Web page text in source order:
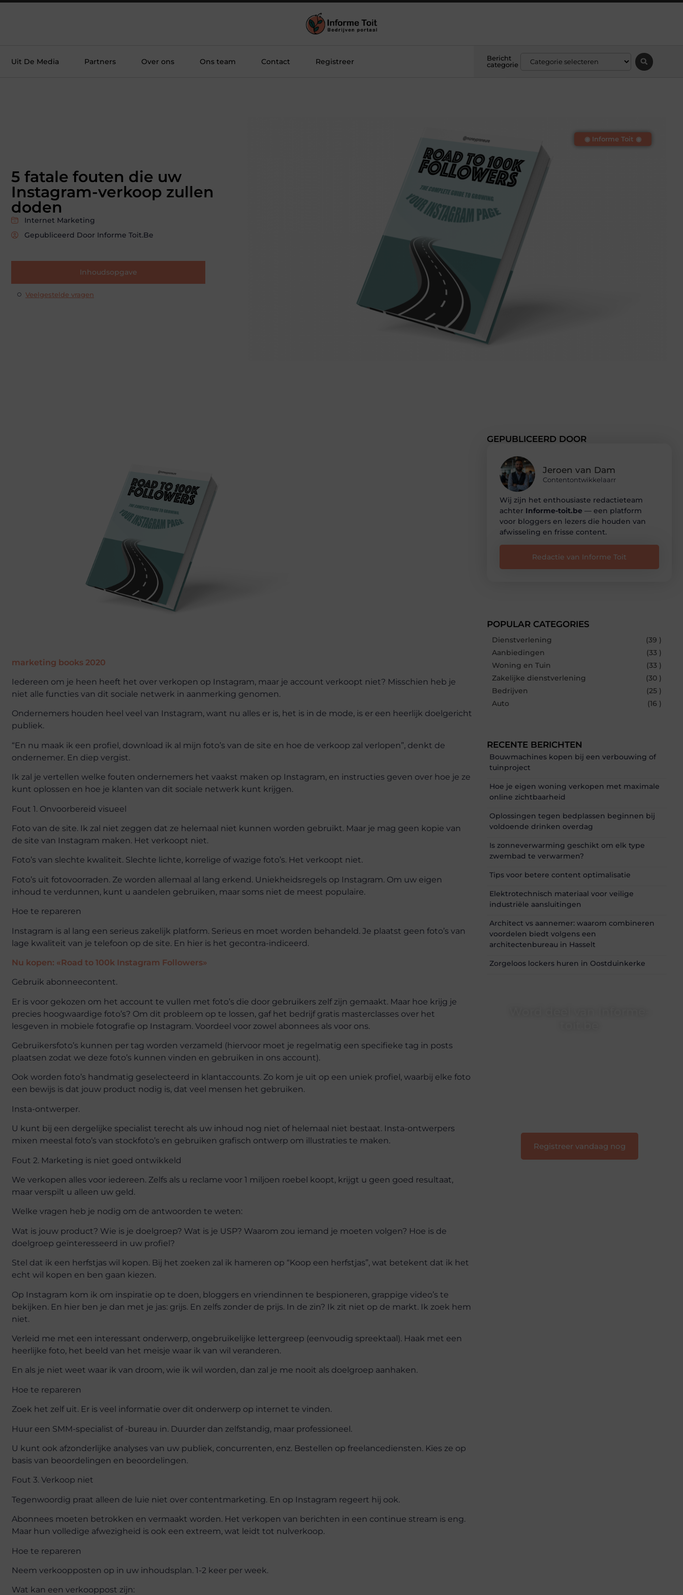
Uit De Media Partners Over ons Ons team Contact Registreer
Bericht
categorie
5 fatale fouten die uw
Instagram-verkoop zullen
doden
Internet Marketing
Gepubliceerd Door Informe Toit.be
Inhoudsopgave
Veelgestelde vragen
◉ Informe Toit ◉
marketing books 2020
Iedereen om je heen heeft het over verkopen op Instagram, maar je account verkoopt niet? Misschien heb je
niet alle functies van dit sociale netwerk in aanmerking genomen.
Ondernemers houden heel veel van Instagram, want nu alles er is, het is in de mode, is er een heerlijk doelgericht
publiek.
“En nu maak ik een profiel, download ik al mijn foto’s van de site en hoe de verkoop zal verlopen”, denkt de
ondernemer. En diep vergist.
Ik zal je vertellen welke fouten ondernemers het vaakst maken op Instagram, en instructies geven over hoe je ze
kunt oplossen en hoe je klanten van dit sociale netwerk kunt krijgen.
Fout 1. Onvoorbereid visueel
Foto van de site. Ik zal niet zeggen dat ze helemaal niet kunnen worden gebruikt. Maar je mag geen kopie van
de site van Instagram maken. Het verkoopt niet.
Foto’s van slechte kwaliteit. Slechte lichte, korrelige of wazige foto’s. Het verkoopt niet.
Foto’s uit fotovoorraden. Ze worden allemaal al lang erkend. Uniekheidsregels op Instagram. Om uw eigen
inhoud te verdunnen, kunt u aandelen gebruiken, maar soms niet de meest populaire.
Hoe te repareren
Instagram is al lang een serieus zakelijk platform. Serieus en moet worden behandeld. Je plaatst geen foto’s van
lage kwaliteit van je telefoon op de site. En hier is het gecontra-indiceerd.
Nu kopen: «Road to 100k Instagram Followers»
Gebruik abonneecontent.
Er is voor gekozen om het account te vullen met foto’s die door gebruikers zelf zijn gemaakt. Maar hoe krijg je
precies hoogwaardige foto’s? Om dit probleem op te lossen, gaf het bedrijf gratis masterclasses over het
lesgeven in mobiele fotografie op Instagram. Voordeel voor zowel abonnees als voor ons.
Gebruikersfoto’s kunnen per tag worden verzameld (hiervoor moet je regelmatig een specifieke tag in posts
plaatsen zodat we deze foto’s kunnen vinden en gebruiken in ons account).
Ook worden foto’s handmatig geselecteerd in klantaccounts. Zo kom je uit op een uniek profiel, waarbij elke foto
een bewijs is dat jouw product nodig is, dat veel mensen het gebruiken.
Insta-ontwerper.
U kunt bij een dergelijke specialist terecht als uw inhoud nog niet of helemaal niet bestaat. Insta-ontwerpers
mixen meestal foto’s van stockfoto’s en gebruiken grafisch ontwerp om illustraties te maken.
Fout 2. Marketing is niet goed ontwikkeld
We verkopen alles voor iedereen. Zelfs als u reclame voor 1 miljoen roebel koopt, krijgt u geen goed resultaat,
maar verspilt u alleen uw geld.
Welke vragen heb je nodig om de antwoorden te weten:
Wat is jouw product? Wie is je doelgroep? Wat is je USP? Waarom zou iemand je moeten volgen? Hoe is de
doelgroep geïnteresseerd in uw profiel?
Stel dat ik een herfstjas wil kopen. Bij het zoeken zal ik hameren op “Koop een herfstjas”, wat betekent dat ik het
echt wil kopen en ben gaan kiezen.
Op Instagram kom ik om inspiratie op te doen, bloggers en vriendinnen te bespioneren, grappige video’s te
bekijken. En hier ben je dan met je jas: grijs. En zelfs zonder de prijs. In de zin? Ik zit niet op de markt. Ik zoek hem
niet.
Verleid me met een interessant onderwerp, ongebruikelijke lettergreep (eenvoudig spreektaal). Haak met een
heerlijke foto, het beeld van het meisje waar ik van wil veranderen.
En als je niet weet waar ik van droom, wie ik wil worden, dan zal je me nooit als doelgroep aanhaken.
Hoe te repareren
Zoek het zelf uit. Er is veel informatie over dit onderwerp op internet te vinden.
Huur een SMM-specialist of -bureau in. Duurder dan zelfstandig, maar professioneel.
U kunt ook afzonderlijke analyses van uw publiek, concurrenten, enz. Bestellen op freelancediensten. Kies ze op
basis van beoordelingen en beoordelingen.
Fout 3. Verkoop niet
Tegenwoordig praat alleen de luie niet over contentmarketing. En op Instagram regeert hij ook.
Abonnees moeten betrokken en vermaakt worden. Het verkopen van berichten in een continue stream is eng.
Maar hun volledige afwezigheid is ook een extreem, wat leidt tot nulverkoop.
Hoe te repareren
Neem verkoopposten op in uw inhoudsplan. 1-2 keer per week.
Wat kan een verkooppost zijn:
GEPUBLICEERD DOOR
Jeroen van Dam
Contentontwikkelaarr
Wij zijn het enthousiaste redactieteam
achter Informe-toit.be — een platform
voor bloggers en lezers die houden van
afwisseling en frisse content.
Redactie van Informe Toit
POPULAR CATEGORIES
Dienstverlening
(39 )
Aanbiedingen
(33 )
Woning en Tuin
(33 )
Zakelijke dienstverlening
(30 )
Bedrijven
(25 )
Auto
(16 )
RECENTE BERICHTEN
Bouwmachines kopen bij een verbouwing of
tuinproject
Hoe je eigen woning verkopen met maximale
online zichtbaarheid
Oplossingen tegen bedplassen beginnen bij
voldoende drinken overdag
Is zonneverwarming geschikt om elk type
zwembad te verwarmen?
Tips voor betere content optimalisatie
Elektrotechnisch materiaal voor veilige
industriële aansluitingen
Architect vs aannemer: waarom combineren
voordelen biedt volgens een
architectenbureau in Hasselt
Zorgeloos lockers huren in Oostduinkerke
Registreer vandaag nog